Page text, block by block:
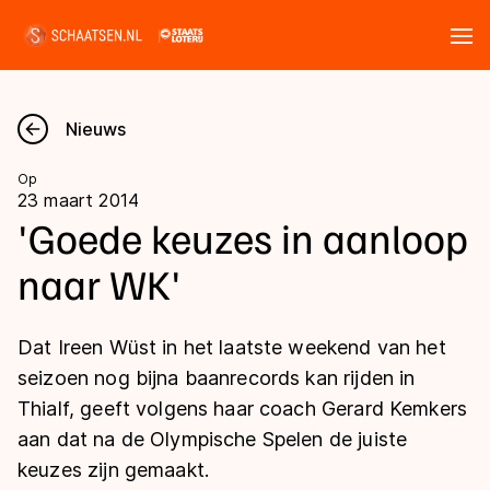
Nieuws
Kalender
Disciplines
Langebaan
Shorttrack
Inlineskaten
Uitslagen
Langebaan
Shorttrack
Marathon
Tijden & historie
Ranglijsten Langebaan
Nieuws
Op
23 maart 2014
'Goede keuzes in aanloop
naar WK'
Dat Ireen Wüst in het laatste weekend van het
seizoen nog bijna baanrecords kan rijden in
Thialf, geeft volgens haar coach Gerard Kemkers
aan dat na de Olympische Spelen de juiste
keuzes zijn gemaakt.